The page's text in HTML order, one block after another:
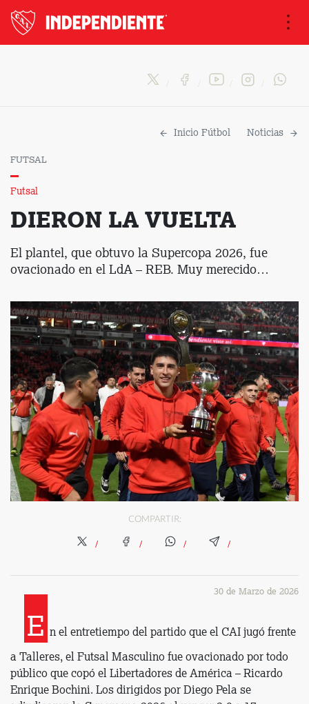
Noticias
Inicio Fútbol
FUTSAL
Futsal
DIERON LA VUELTA
El plantel, que obtuvo la Supercopa 2026, fue
ovacionado en el LdA – REB. Muy merecido…
COMPARTIR:
30 de Marzo de 2026
E n el entretiempo del partido que el CAI jugó frente
a Talleres, el Futsal Masculino fue ovacionado por todo
público que copó el Libertadores de América – Ricardo
Enrique Bochini. Los dirigidos por Diego Pela se